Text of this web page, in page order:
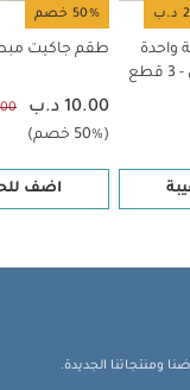
واحدة
50% خصم
طقم جاكيت مبطن،
10.00 د.ب
(50% خصم)
اضف
ومنتجاتنا الجديدة.